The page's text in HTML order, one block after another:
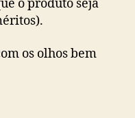
o produto seja
os olhos bem